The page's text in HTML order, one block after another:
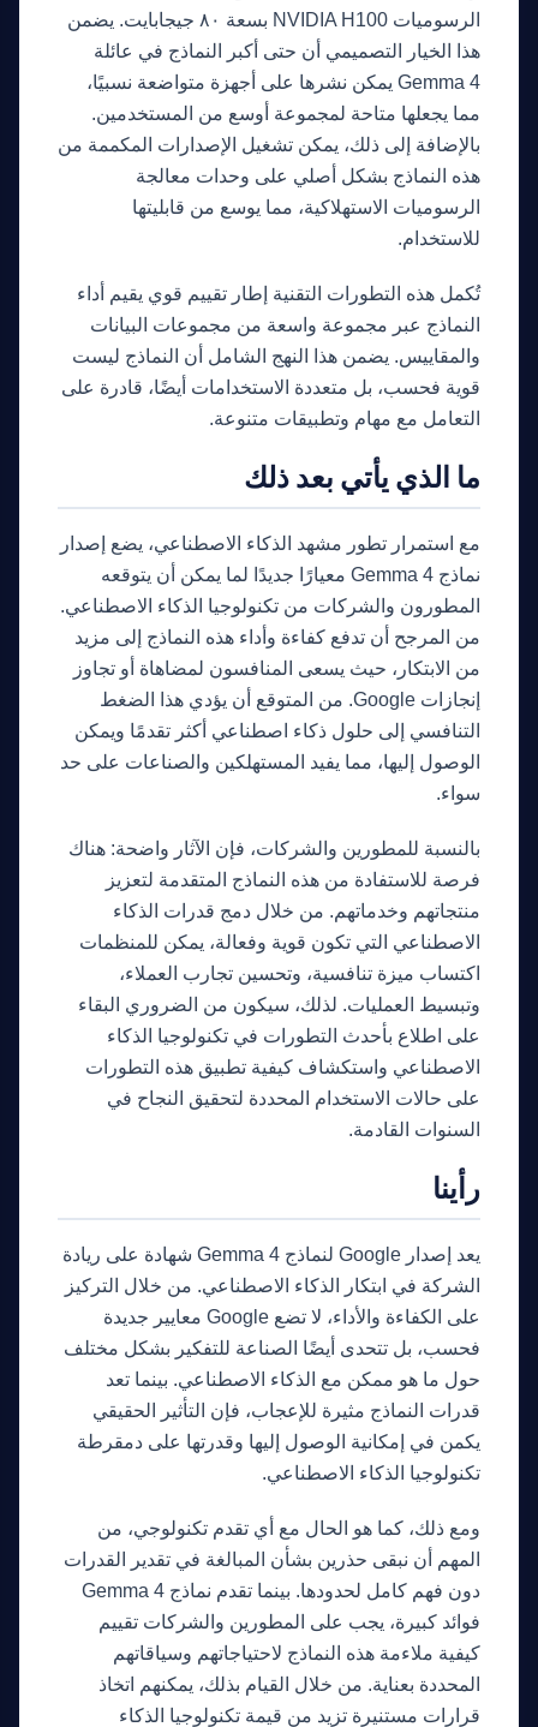
الرسوميات NVIDIA H100 بسعة ٨٠ جيجابايت. يضمن
هذا الخيار التصميمي أن حتى أكبر النماذج في عائلة
Gemma 4 يمكن نشرها على أجهزة متواضعة نسبيًا،
مما يجعلها متاحة لمجموعة أوسع من المستخدمين.
بالإضافة إلى ذلك، يمكن تشغيل الإصدارات المكممة من
هذه النماذج بشكل أصلي على وحدات معالجة
الرسوميات الاستهلاكية، مما يوسع من قابليتها
للاستخدام.
تُكمل هذه التطورات التقنية إطار تقييم قوي يقيم أداء
النماذج عبر مجموعة واسعة من مجموعات البيانات
والمقاييس. يضمن هذا النهج الشامل أن النماذج ليست
قوية فحسب، بل متعددة الاستخدامات أيضًا، قادرة على
التعامل مع مهام وتطبيقات متنوعة.
ما الذي يأتي بعد ذلك
مع استمرار تطور مشهد الذكاء الاصطناعي، يضع إصدار
نماذج Gemma 4 معيارًا جديدًا لما يمكن أن يتوقعه
المطورون والشركات من تكنولوجيا الذكاء الاصطناعي.
من المرجح أن تدفع كفاءة وأداء هذه النماذج إلى مزيد
من الابتكار، حيث يسعى المنافسون لمضاهاة أو تجاوز
إنجازات Google. من المتوقع أن يؤدي هذا الضغط
التنافسي إلى حلول ذكاء اصطناعي أكثر تقدمًا ويمكن
الوصول إليها، مما يفيد المستهلكين والصناعات على حد
سواء.
بالنسبة للمطورين والشركات، فإن الآثار واضحة: هناك
فرصة للاستفادة من هذه النماذج المتقدمة لتعزيز
منتجاتهم وخدماتهم. من خلال دمج قدرات الذكاء
الاصطناعي التي تكون قوية وفعالة، يمكن للمنظمات
اكتساب ميزة تنافسية، وتحسين تجارب العملاء،
وتبسيط العمليات. لذلك، سيكون من الضروري البقاء
على اطلاع بأحدث التطورات في تكنولوجيا الذكاء
الاصطناعي واستكشاف كيفية تطبيق هذه التطورات
على حالات الاستخدام المحددة لتحقيق النجاح في
السنوات القادمة.
رأينا
يعد إصدار Google لنماذج Gemma 4 شهادة على ريادة
الشركة في ابتكار الذكاء الاصطناعي. من خلال التركيز
على الكفاءة والأداء، لا تضع Google معايير جديدة
فحسب، بل تتحدى أيضًا الصناعة للتفكير بشكل مختلف
حول ما هو ممكن مع الذكاء الاصطناعي. بينما تعد
قدرات النماذج مثيرة للإعجاب، فإن التأثير الحقيقي
يكمن في إمكانية الوصول إليها وقدرتها على دمقرطة
تكنولوجيا الذكاء الاصطناعي.
ومع ذلك، كما هو الحال مع أي تقدم تكنولوجي، من
المهم أن نبقى حذرين بشأن المبالغة في تقدير القدرات
دون فهم كامل لحدودها. بينما تقدم نماذج Gemma 4
فوائد كبيرة، يجب على المطورين والشركات تقييم
كيفية ملاءمة هذه النماذج لاحتياجاتهم وسياقاتهم
المحددة بعناية. من خلال القيام بذلك، يمكنهم اتخاذ
قرارات مستنيرة تزيد من قيمة تكنولوجيا الذكاء